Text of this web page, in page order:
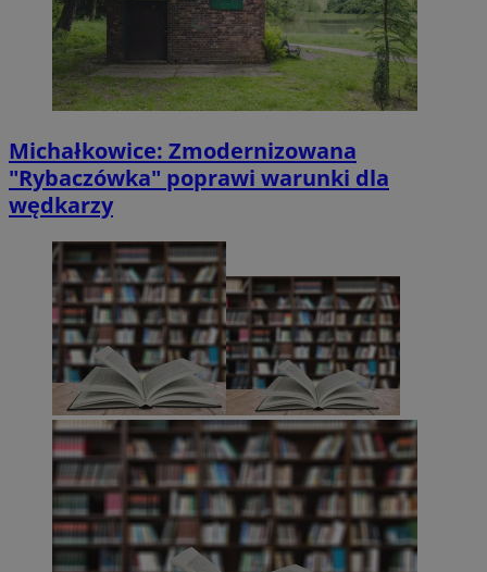
Michałkowice: Zmodernizowana
"Rybaczówka" poprawi warunki dla
wędkarzy